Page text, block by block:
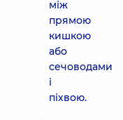
між
прямою
кишкою
або
сечоводами
і
піхвою.